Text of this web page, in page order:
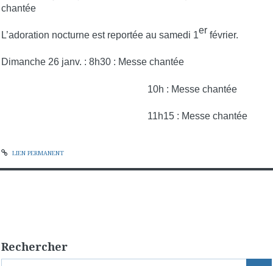
chantée
L’adoration nocturne est reportée au samedi 1er février.
Dimanche 26 janv. : 8h30 : Messe chantée
10h : Messe chantée
11h15 : Messe chantée
LIEN PERMANENT
Rechercher